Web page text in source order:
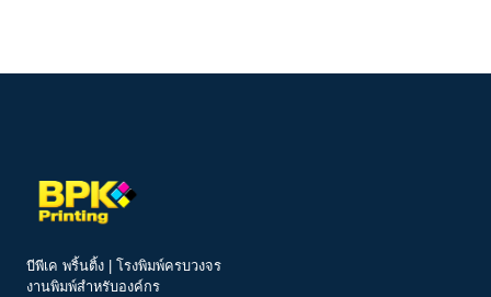
บีพีเค พริ้นติ้ง | โรงพิมพ์ครบวงจร
งานพิมพ์สำหรับองค์กร